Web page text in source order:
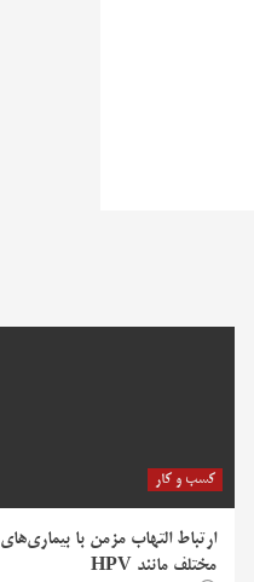
کسب و کار
ارتباط التهاب مزمن با بیماری‌های
مختلف مانند HPV